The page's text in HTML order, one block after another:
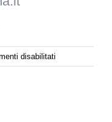
disabilitati
Seminario